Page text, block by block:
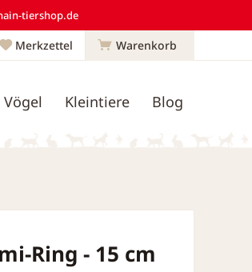
tiershop.de
Warenkorb
Merkzettel
Vögel Kleintiere Blog
Ring - 15 cm